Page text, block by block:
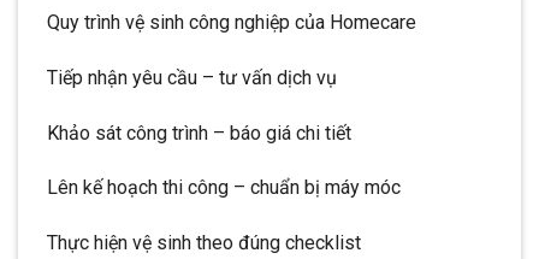
Quy trình vệ sinh công nghiệp của Homecare
Tiếp nhận yêu cầu – tư vấn dịch vụ
Khảo sát công trình – báo giá chi tiết
Lên kế hoạch thi công – chuẩn bị máy móc
Thực hiện vệ sinh theo đúng checklist